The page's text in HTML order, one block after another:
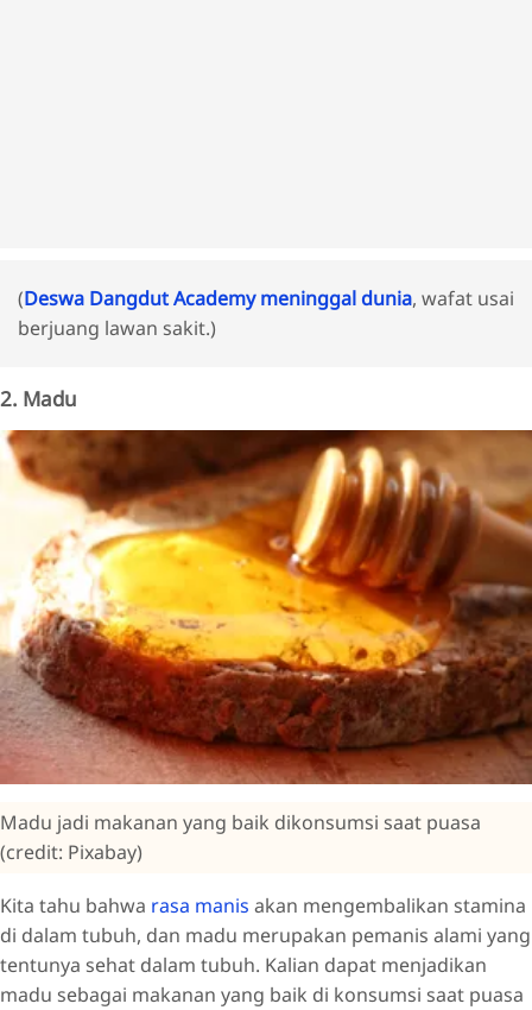
(Deswa Dangdut Academy meninggal dunia, wafat usai
berjuang lawan sakit.)
2. Madu
Madu jadi makanan yang baik dikonsumsi saat puasa
(credit: Pixabay)
Kita tahu bahwa rasa manis akan mengembalikan stamina
di dalam tubuh, dan madu merupakan pemanis alami yang
tentunya sehat dalam tubuh. Kalian dapat menjadikan
madu sebagai makanan yang baik di konsumsi saat puasa